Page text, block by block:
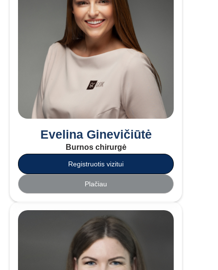
Evelina Ginevičiūtė
Burnos chirurgė
Registruotis vizitui
Plačiau